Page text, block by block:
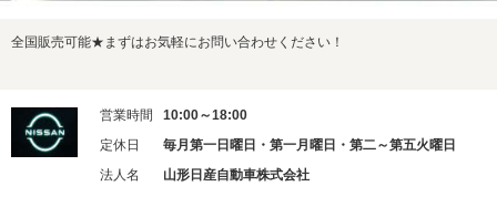
全国販売可能★まずはお気軽にお問い合わせください！
営業時間
10:00～18:00
定休日
毎月第一日曜日・第一月曜日・第二～第五火曜日
法人名
山形日産自動車株式会社